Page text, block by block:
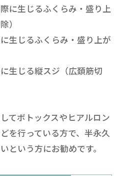
に生じるふくらみ・盛り上
）
生じるふくらみ・盛り上が
生じる縦スジ（広頚筋切
てボトックスやヒアルロン
を行っている方で、半永久
という方にお勧めです。